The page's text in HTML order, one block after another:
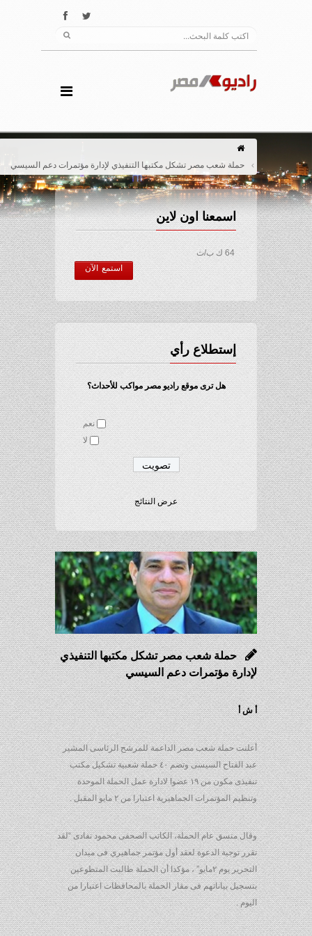
حملة شعب مصر تشكل مكتبها التنفيذي لإدارة مؤتمرات دعم السيسي
اسمعنا اون لاين
64 ك ب/ث
استمع الآن
إستطلاع رأي
هل ترى موقع راديو مصر مواكب للأحداث؟
نعم
لا
عرض النتائج
حملة شعب مصر تشكل مكتبها التنفيذي
لإدارة مؤتمرات دعم السيسي
أ ش أ
أعلنت حملة شعب مصر الداعمة للمرشح الرئاسى المشير
عبد الفتاح السيسى وتضم ٤٠ حملة شعبية تشكيل مكتب
تنفيذى مكون من ١٩ عضوا لادارة عمل الحملة الموحدة
وتنظيم المؤتمرات الجماهيرية اعتبارا من ٢ مايو المقبل .
وقال منسق عام الحملة، الكاتب الصحفى محمود نفادى “لقد
تقرر توجية الدعوة لعقد أول مؤتمر جماهيري فى ميدان
التحرير يوم ٢مايو” ، مؤكدا أن الحملة طالبت المتطوعين
بتسجيل بياناتهم فى مقار الحملة بالمحافظات اعتبارا من
اليوم .